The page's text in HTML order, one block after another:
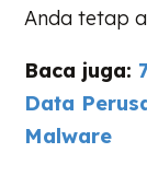
Anda tetap
Baca juga:
Data
Malware